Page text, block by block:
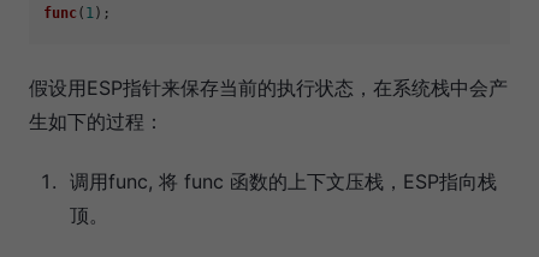
func ( 1
假设用ESP指针来保存当前的执行状态，在系统栈中会产
生如下的过程：
调用func, 将 func 函数的上下文压栈，ESP指向栈
顶。